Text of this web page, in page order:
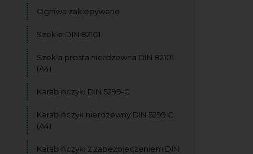
Ogniwa zaklepywane
Szekle DIN 82101
Szekla prosta nierdzewna DIN 82101
(A4)
Karabińczyki DIN 5299-C
Karabińczyk nierdzewny DIN 5299 C
(A4)
Karabińczyki z zabezpieczeniem DIN